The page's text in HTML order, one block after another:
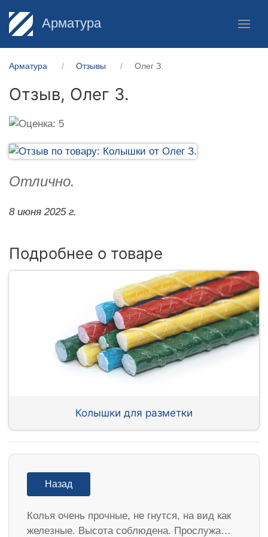
Арматура
Арматура Отзывы Олег З.
Отзыв, Олег З.
Отлично.
8 июня 2025 г.
Подробнее о товаре
Колышки для разметки
Назад
Колья очень прочные, не гнутся, на вид как
железные. Высота соблюдена. Прослужа…